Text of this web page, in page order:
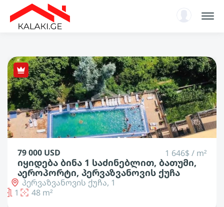
Энциклопедия
Новости и аналитика
Авторизация
RU
165 000 USD 1 813$ / m²
იყიდება ბინა 2 საძინებლით, ბათუმი,
აეროპორტი, გრიგოლ
ლორთქიფანიძის ქუჩა
გრიგოლ ლორთქიფანიძის ქუჩა, 1